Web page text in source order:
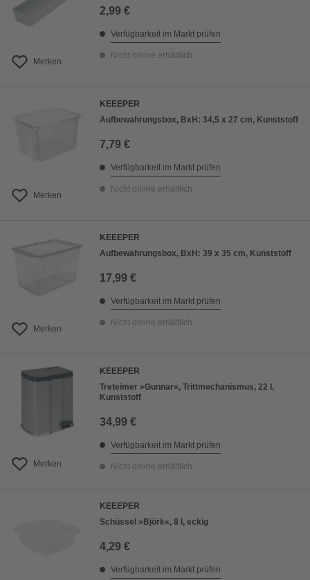
Merken
2,99 €
Verfügbarkeit im Markt prüfen
Nicht online erhältlich
Merken
KEEEPER
Aufbewahrungsbox, BxH: 34,5 x 27 cm, Kunststoff
7,79 €
Verfügbarkeit im Markt prüfen
Nicht online erhältlich
Merken
KEEEPER
Aufbewahrungsbox, BxH: 39 x 35 cm, Kunststoff
17,99 €
Verfügbarkeit im Markt prüfen
Nicht online erhältlich
Merken
KEEEPER
Treteimer »Gunnar«, Trittmechanismus, 22 l,
Kunststoff
34,99 €
Verfügbarkeit im Markt prüfen
Nicht online erhältlich
KEEEPER
Schüssel »Björk«, 8 l, eckig
4,29 €
Verfügbarkeit im Markt prüfen